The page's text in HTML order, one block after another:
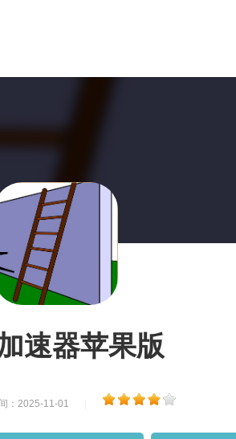
速器苹果版
：2025-11-01